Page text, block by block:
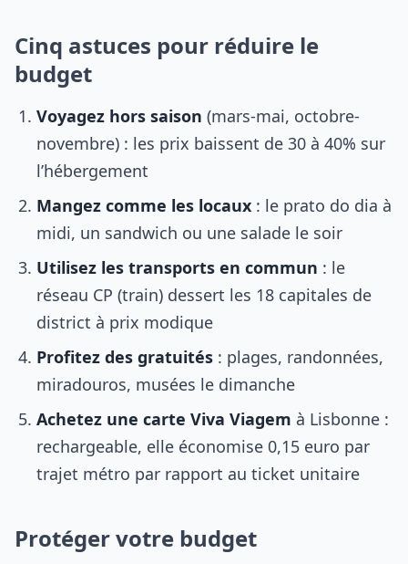
Cinq astuces pour réduire le
budget
Voyagez hors saison (mars-mai, octobre-
novembre) : les prix baissent de 30 à 40% sur
l’hébergement
Mangez comme les locaux : le prato do dia à
midi, un sandwich ou une salade le soir
Utilisez les transports en commun : le
réseau CP (train) dessert les 18 capitales de
district à prix modique
Profitez des gratuités : plages, randonnées,
miradouros, musées le dimanche
Achetez une carte Viva Viagem à Lisbonne :
rechargeable, elle économise 0,15 euro par
trajet métro par rapport au ticket unitaire
Protéger votre budget